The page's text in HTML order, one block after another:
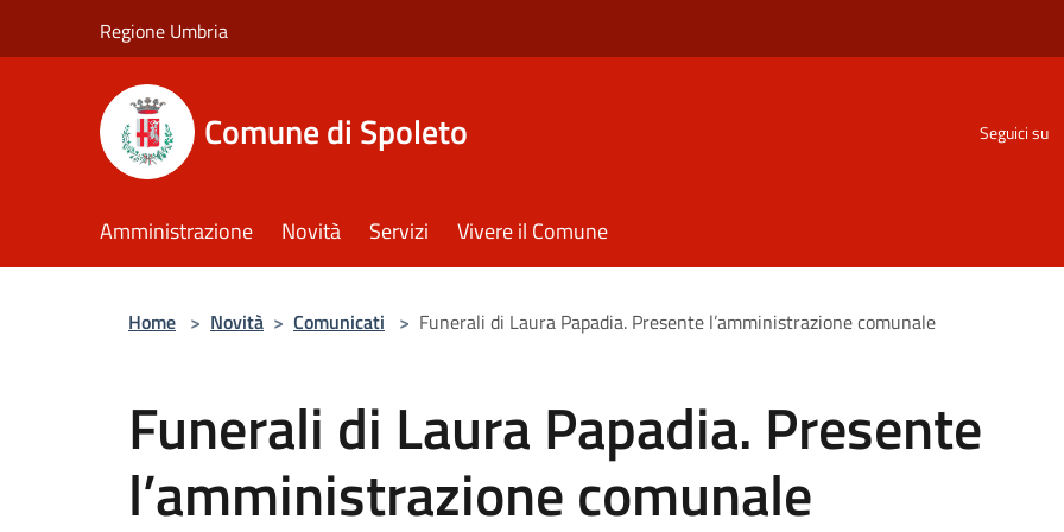
Regione Umbria
Comune di Spoleto Seguici su
Amministrazione Novità Servizi Vivere il Comune
Home > Novità > Comunicati > Funerali di Laura Papadia. Presente l’amministrazione comunale
Funerali di Laura Papadia. Presente
l’amministrazione comunale